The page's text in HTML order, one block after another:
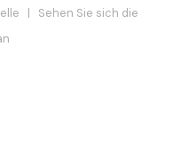
| Sehen Sie sich die